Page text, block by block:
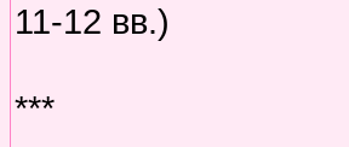
11-12 вв.)
***